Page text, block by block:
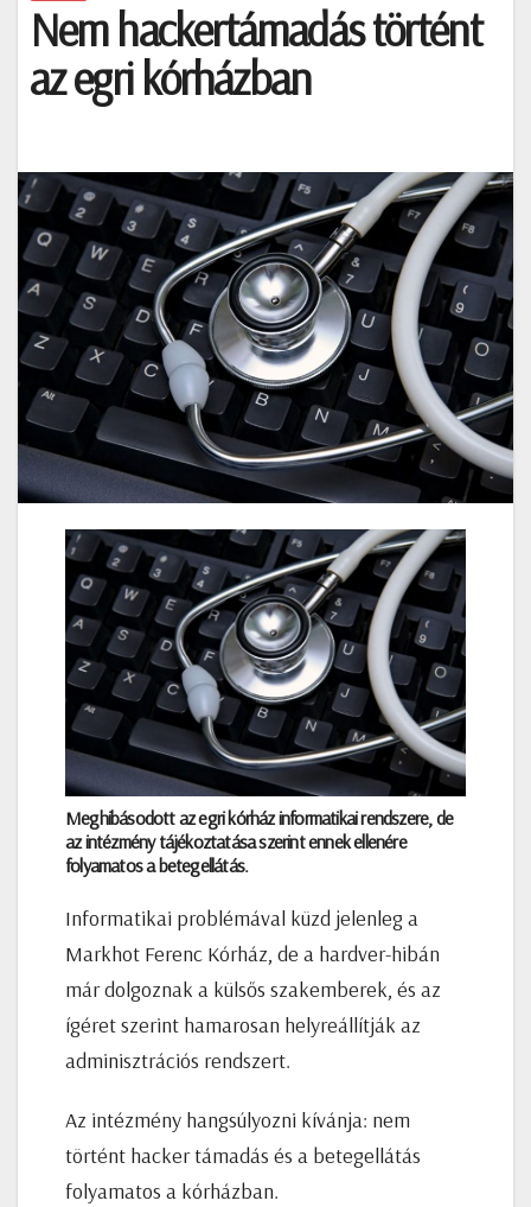
Nem hackertámadás történt
az egri kórházban
Meghibásodott az egri kórház informatikai rendszere, de
az intézmény tájékoztatása szerint ennek ellenére
folyamatos a betegellátás.
Informatikai problémával küzd jelenleg a
Markhot Ferenc Kórház, de a hardver-hibán
már dolgoznak a külsős szakemberek, és az
ígéret szerint hamarosan helyreállítják az
adminisztrációs rendszert.
Az intézmény hangsúlyozni kívánja: nem
történt hacker támadás és a betegellátás
folyamatos a kórházban.